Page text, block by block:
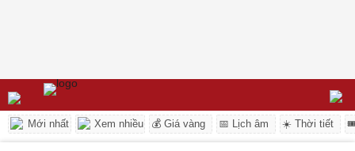
Mới nhất Xem nhiều 💰 Giá vàng 📅 Lịch âm ☀️ Thời tiết